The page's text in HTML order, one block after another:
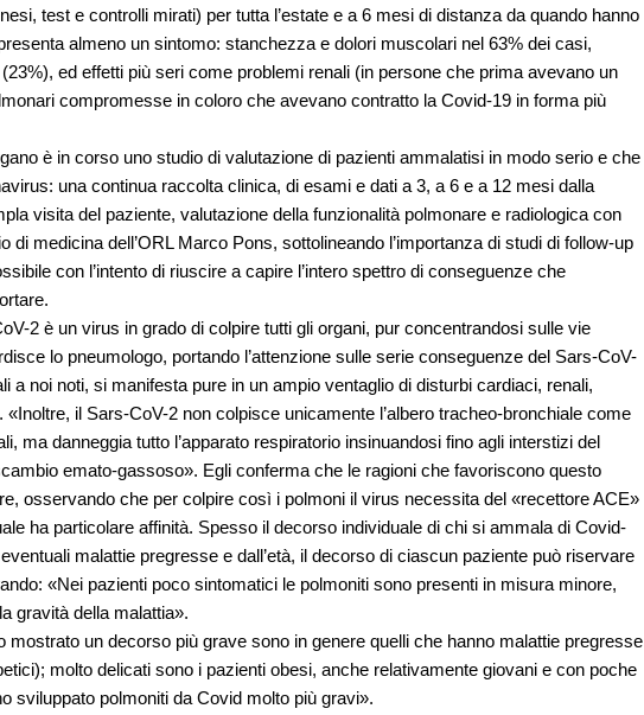
test e controlli mirati) per tutta l’estate e a 6 mesi di distanza da quando hanno
almeno un sintomo: stanchezza e dolori muscolari nel 63% dei casi,
ed effetti più seri come problemi renali (in persone che prima avevano un
compromesse in coloro che avevano contratto la Covid-19 in forma più
è in corso uno studio di valutazione di pazienti ammalatisi in modo serio e che
una continua raccolta clinica, di esami e dati a 3, a 6 e a 12 mesi dalla
visita del paziente, valutazione della funzionalità polmonare e radiologica con
di medicina dell’ORL Marco Pons, sottolineando l’importanza di studi di follow-up
con l’intento di riuscire a capire l’intero spettro di conseguenze che
2 è un virus in grado di colpire tutti gli organi, pur concentrandosi sulle vie
lo pneumologo, portando l’attenzione sulle serie conseguenze del Sars-CoV-
a noi noti, si manifesta pure in un ampio ventaglio di disturbi cardiaci, renali,
il Sars-CoV-2 non colpisce unicamente l’albero tracheo-bronchiale come
ma danneggia tutto l’apparato respiratorio insinuandosi fino agli interstizi del
emato-gassoso». Egli conferma che le ragioni che favoriscono questo
osservando che per colpire così i polmoni il virus necessita del «recettore ACE»
ha particolare affinità. Spesso il decorso individuale di chi si ammala di Covid-
malattie pregresse e dall’età, il decorso di ciascun paziente può riservare
«Nei pazienti poco sintomatici le polmoniti sono presenti in misura minore,
gravità della malattia».
mostrato un decorso più grave sono in genere quelli che hanno malattie pregresse
molto delicati sono i pazienti obesi, anche relativamente giovani e con poche
sviluppato polmoniti da Covid molto più gravi».